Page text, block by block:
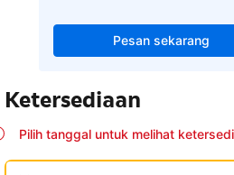
Pesan sekarang
Ketersediaan
Pilih tanggal untuk melihat